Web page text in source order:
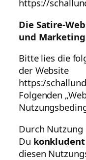
https://
Die Satire-
und
Bitte lies die
der Website
https:/
Folgenden
Durch Nutzung
Du
diesen